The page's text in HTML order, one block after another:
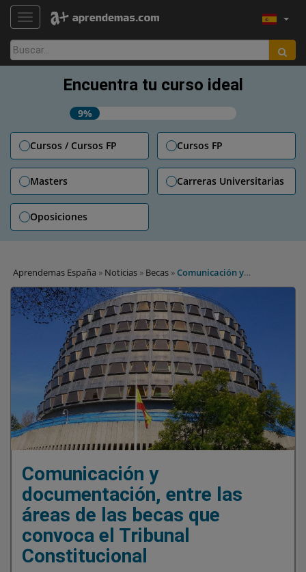
TOGGLE NAVIGATION
Buscar:
Encuentra tu curso ideal
9%
Cursos / Cursos FP Cursos FP
Masters Carreras Universitarias
Oposiciones
Aprendemas España » Noticias » Becas »Comunicación y
documentación, entre las áreas de las becas que convoca el
Tribunal Constitucional
Comunicación y
documentación, entre las
áreas de las becas que
convoca el Tribunal
Constitucional